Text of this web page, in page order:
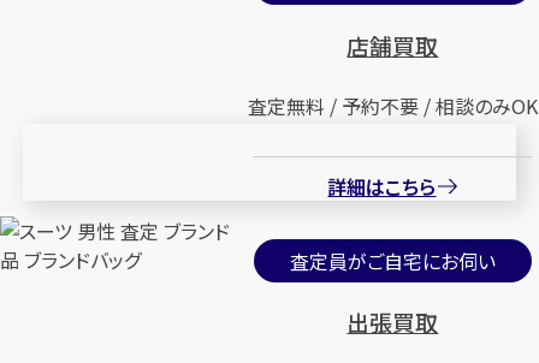
店舗買取
査定無料 / 予約不要 / 相談のみOK
詳細はこちら
査定員がご自宅にお伺い
出張買取